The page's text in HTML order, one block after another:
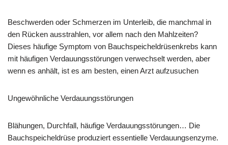
Beschwerden oder Schmerzen im Unterleib, die manchmal in
den Rücken ausstrahlen, vor allem nach den Mahlzeiten?
Dieses häufige Symptom von Bauchspeicheldrüsenkrebs kann
mit häufigen Verdauungsstörungen verwechselt werden, aber
wenn es anhält, ist es am besten, einen Arzt aufzusuchen
Ungewöhnliche Verdauungsstörungen
Blähungen, Durchfall, häufige Verdauungsstörungen… Die
Bauchspeicheldrüse produziert essentielle Verdauungsenzyme.